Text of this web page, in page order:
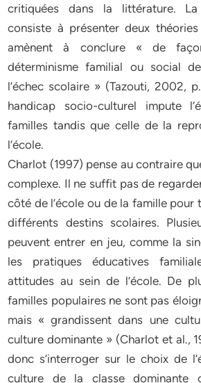
critiquées dans la littérature.
consiste à présenter deux
amènent à conclure « de
déterminisme familial ou social
l’échec scolaire » (Tazouti, 2002,
handicap socio-culturel impute
familles tandis que celle de la
l’école.
Charlot (1997) pense au contraire
complexe. Il ne suffit pas de
côté de l’école ou de la famille pour
différents destins scolaires.
peuvent entrer en jeu, comme la
les pratiques éducatives
attitudes au sein de l’école. De
familles populaires ne sont pas
mais « grandissent dans une
culture dominante » (Charlot et al.,
donc s’interroger sur le choix de
culture de la classe dominante